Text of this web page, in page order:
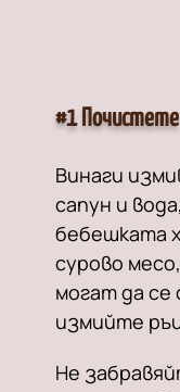
#1
Винаги
сапун и
бебешката
сурово
могат да
измийте
Не